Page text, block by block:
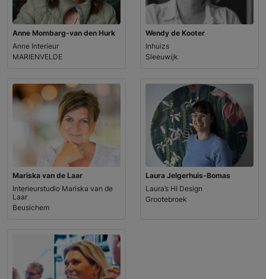
Anne Mombarg-van den Hurk
Anne Interieur
MARIENVELDE
Wendy de Kooter
Inhuizs
Sleeuwijk
Mariska van de Laar
Interieurstudio Mariska van de
Laar
Beusichem
Laura Jelgerhuis-Bomas
Laura’s HI Design
Grootebroek